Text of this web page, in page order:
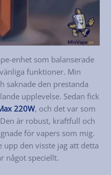
enhet som balanserade
funktioner. Min
saknade den prestanda
upplevelse. Sedan fick
220W, och det var som
är robust, kraftfull och
för vapers som mig.
upp den visste jag att detta
något speciellt.